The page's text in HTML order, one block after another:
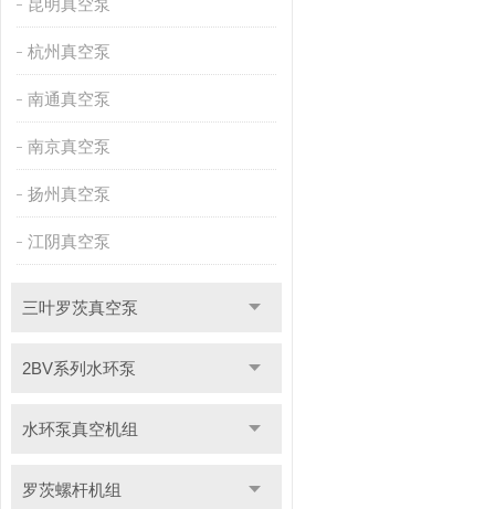
昆明真空泵
杭州真空泵
南通真空泵
南京真空泵
扬州真空泵
江阴真空泵
三叶罗茨真空泵
2BV系列水环泵
水环泵真空机组
罗茨螺杆机组